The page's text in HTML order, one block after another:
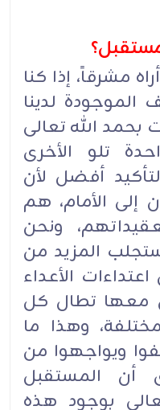
مشرقاً، إذا کنا
لدینا
بحمد الله تعالى
تلو الأخرى
أفضل لأن
إلى الأمام، هم
ونحن
المزید من
الأعداء
معها تطال کل
وهذا ما
ویواجهوا من
أن المستقبل
بوجود هذه